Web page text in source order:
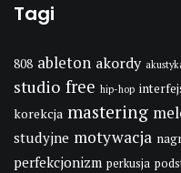
Tagi
808 ableton akordy
studio free hip-hop
korekcja mastering
studyjne motywacja
perfekcjonizm perkusja